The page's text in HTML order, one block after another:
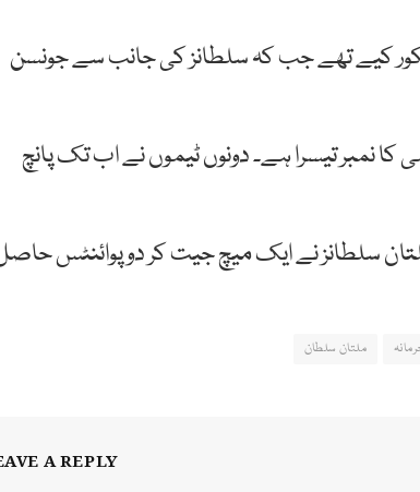
سے امام الحق نے 52 اور ڈیویڈ مالان نے 38 رنز اسکور کیے تھے جب کہ سلطانز کی جانب سے جونسن
کا نمبر تیسرا ہے۔ دونوں ٹیموں نے اب تک پانچ
کیے ہیں اور ملتان سلطانز نے ایک میچ جیت کر دو پوائنٹس
ملتان سلطان
A REPLY